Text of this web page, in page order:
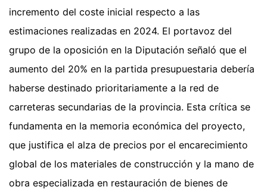
incremento del coste inicial respecto a las
estimaciones realizadas en 2024. El portavoz del
grupo de la oposición en la Diputación señaló que el
aumento del 20% en la partida presupuestaria debería
haberse destinado prioritariamente a la red de
carreteras secundarias de la provincia. Esta crítica se
fundamenta en la memoria económica del proyecto,
que justifica el alza de precios por el encarecimiento
global de los materiales de construcción y la mano de
obra especializada en restauración de bienes de